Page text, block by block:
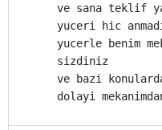
ve sana teklif
yuceri hic
yucerle benim
sizdiniz
ve bazi
dolayi